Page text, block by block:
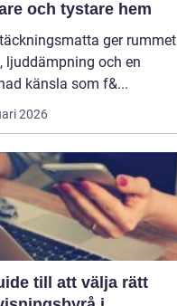
och tystare hem
ger rummet
ljuddämpning och en
känsla som f&...
2026
till att välja rätt